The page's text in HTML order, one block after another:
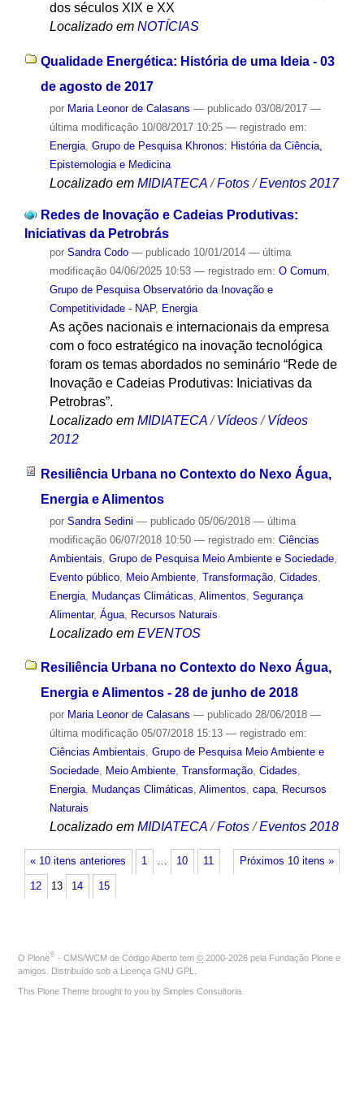
dos séculos XIX e XX
Localizado em NOTÍCIAS
Qualidade Energética: História de uma Ideia - 03
de agosto de 2017
por Maria Leonor de Calasans — publicado03/08/2017 —
última modificação10/08/2017 10:25 — registrado em:
Energia, Grupo de Pesquisa Khronos: História da Ciência,
Epistemologia e Medicina
Localizado em MIDIATECA /Fotos /Eventos 2017
Redes de Inovação e Cadeias Produtivas:
Iniciativas da Petrobrás
por Sandra Codo — publicado10/01/2014 — última
modificação04/06/2025 10:53 — registrado em: O Comum
Grupo de Pesquisa Observatório da Inovação e
Competitividade - NAP, Energia
As ações nacionais e internacionais da empresa
com o foco estratégico na inovação tecnológica
foram os temas abordados no seminário “Rede de
Inovação e Cadeias Produtivas: Iniciativas da
Petrobras”.
Localizado em MIDIATECA /Vídeos /Vídeos
2012
Resiliência Urbana no Contexto do Nexo Água,
Energia e Alimentos
por Sandra Sedini — publicado05/06/2018 — última
modificação06/07/2018 10:50 — registrado em: Ciências
Ambientais Grupo de Pesquisa Meio Ambiente e Sociedade,
Evento público, Meio Ambiente, Transformação, Cidades
Energia, Mudanças Climáticas Alimentos Segurança
Alimentar, Água, Recursos Naturais
Localizado em EVENTOS
Resiliência Urbana no Contexto do Nexo Água,
Energia e Alimentos - 28 de junho de 2018
por Maria Leonor de Calasans — publicado28/06/2018 —
última modificação05/07/2018 15:13 — registrado em:
Ciências Ambientais, Grupo de Pesquisa Meio Ambiente e
Sociedade, Meio Ambiente, Transformação, Cidades,
Energia, Mudanças Climáticas, Alimentos, capa, Recursos
Naturais
Localizado em MIDIATECA /Fotos /Eventos 2018
« 10 itens anteriores Próximos 10 itens »
1 … 10 11
12 13 14 15
O Plone® - CMS/WCM de Código Aberto tem © 2000-2026 pela Fundação Plone e
amigos. Distribuído sob a Licença GNU GPL
This Plone Theme brought to you by Simples Consultoria